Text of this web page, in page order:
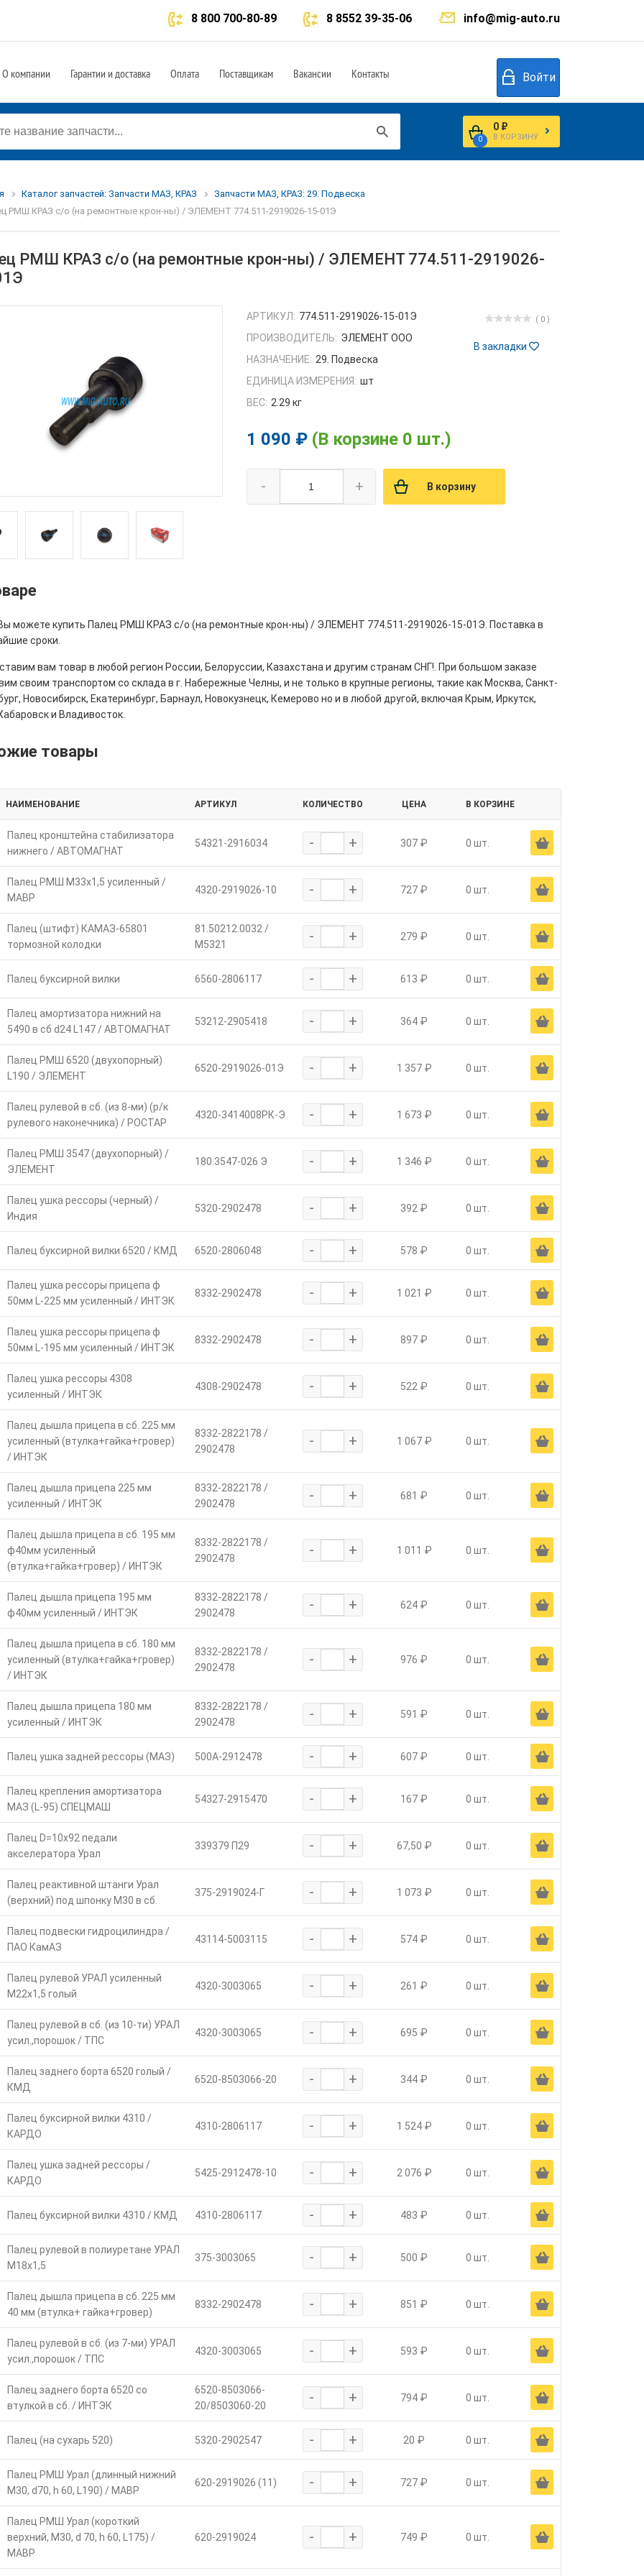
info@mig-auto.ru
8 8552 39-35-06
8 800 700-80-89
О компании Гарантии и доставка Оплата Поставщикам Вакансии Контакты Войти
0
0 ₽
В КОРЗИНУ
Каталог запчастей: Запчасти МАЗ, КРАЗ
Запчасти МАЗ, КРАЗ: 29. Подвеска
РМШ КРАЗ с/о (на ремонтные крон-ны) / ЭЛЕМЕНТ 774.511-2919026-15-01Э
РМШ КРАЗ с/о (на ремонтные крон-ны) / ЭЛЕМЕНТ 774.511-2919026-
( 0 )
В закладки
АРТИКУЛ: 774.511-2919026-15-01Э
ПРОИЗВОДИТЕЛЬ: ЭЛЕМЕНТ ООО
НАЗНАЧЕНИЕ: 29. Подвеска
ЕДИНИЦА ИЗМЕРЕНИЯ: шт
ВЕС: 2.29 кг
1 090 ₽ (В корзине 0 шт.)
- + В корзину
можете купить Палец РМШ КРАЗ с/о (на ремонтные крон-ны) / ЭЛЕМЕНТ 774.511-2919026-15-01Э. Поставка в
сроки.
вам товар в любой регион России, Белоруссии, Казахстана и другим странам СНГ!. При большом заказе
своим транспортом со склада в г. Набережные Челны, и не только в крупные регионы, такие как Москва, Санкт-
Новосибирск, Екатеринбург, Барнаул, Новокузнецк, Кемерово но и в любой другой, включая Крым, Иркутск,
и Владивосток.
товары
НАИМЕНОВАНИЕ АРТИКУЛ КОЛИЧЕСТВО ЦЕНА В КОРЗИНЕ
Палец кронштейна стабилизатора
нижнего / АВТОМАГНАТ
54321-2916034 - + 307 ₽ 0 шт. Ä
Палец РМШ М33х1,5 усиленный /
МАВР
4320-2919026-10 - + 727 ₽ 0 шт. Ä
Палец (штифт) КАМАЗ-65801
тормозной колодки
81.50212.0032 /
M5321
- + 279 ₽ 0 шт. Ä
Палец буксирной вилки 6560-2806117 - + 613 ₽ 0 шт. Ä
Палец амортизатора нижний на
5490 в сб d24 L147 / АВТОМАГНАТ
53212-2905418 - + 364 ₽ 0 шт. Ä
Палец РМШ 6520 (двухопорный)
L190 / ЭЛЕМЕНТ
6520-2919026-01Э - + 1 357 ₽ 0 шт. Ä
Палец рулевой в сб. (из 8-ми) (р/к
рулевого наконечника) / РОСТАР
4320-3414008РК-Э - + 1 673 ₽ 0 шт. Ä
Палец РМШ 3547 (двухопорный) /
ЭЛЕМЕНТ
180.3547-026 Э - + 1 346 ₽ 0 шт. Ä
Палец ушка рессоры (черный) /
Индия
5320-2902478 - + 392 ₽ 0 шт. Ä
Палец буксирной вилки 6520 / КМД 6520-2806048 - + 578 ₽ 0 шт. Ä
Палец ушка рессоры прицепа ф
50мм L-225 мм усиленный / ИНТЭК
8332-2902478 - + 1 021 ₽ 0 шт. Ä
Палец ушка рессоры прицепа ф
50мм L-195 мм усиленный / ИНТЭК
8332-2902478 - + 897 ₽ 0 шт. Ä
Палец ушка рессоры 4308
усиленный / ИНТЭК
4308-2902478 - + 522 ₽ 0 шт. Ä
Палец дышла прицепа в сб. 225 мм
усиленный (втулка+гайка+гровер)
/ ИНТЭК
8332-2822178 /
2902478
- + 1 067 ₽ 0 шт. Ä
Палец дышла прицепа 225 мм
усиленный / ИНТЭК
8332-2822178 /
2902478
- + 681 ₽ 0 шт. Ä
Палец дышла прицепа в сб. 195 мм
ф40мм усиленный
(втулка+гайка+гровер) / ИНТЭК
8332-2822178 /
2902478
- + 1 011 ₽ 0 шт. Ä
Палец дышла прицепа 195 мм
ф40мм усиленный / ИНТЭК
8332-2822178 /
2902478
- + 624 ₽ 0 шт. Ä
Палец дышла прицепа в сб. 180 мм
усиленный (втулка+гайка+гровер)
/ ИНТЭК
8332-2822178 /
2902478
- + 976 ₽ 0 шт. Ä
Палец дышла прицепа 180 мм
усиленный / ИНТЭК
8332-2822178 /
2902478
- + 591 ₽ 0 шт. Ä
Палец ушка задней рессоры (МАЗ) 500А-2912478 - + 607 ₽ 0 шт. Ä
Палец крепления амортизатора
МАЗ (L-95) СПЕЦМАШ
54327-2915470 - + 167 ₽ 0 шт. Ä
Палец D=10х92 педали
акселератора Урал
339379 П29 - + 67,50 ₽ 0 шт. Ä
Палец реактивной штанги Урал
(верхний) под шпонку М30 в сб.
375-2919024-Г - + 1 073 ₽ 0 шт. Ä
Палец подвески гидроцилиндра /
ПАО КамАЗ
43114-5003115 - + 574 ₽ 0 шт. Ä
Палец рулевой УРАЛ усиленный
М22х1,5 голый
4320-3003065 - + 261 ₽ 0 шт. Ä
Палец рулевой в сб. (из 10-ти) УРАЛ
усил.,порошок / ТПС
4320-3003065 - + 695 ₽ 0 шт. Ä
Палец заднего борта 6520 голый /
КМД
6520-8503066-20 - + 344 ₽ 0 шт. Ä
Палец буксирной вилки 4310 /
КАРДО
4310-2806117 - + 1 524 ₽ 0 шт. Ä
Палец ушка задней рессоры /
КАРДО
5425-2912478-10 - + 2 076 ₽ 0 шт. Ä
Палец буксирной вилки 4310 / КМД 4310-2806117 - + 483 ₽ 0 шт. Ä
Палец рулевой в полиуретане УРАЛ
М18х1,5
375-3003065 - + 500 ₽ 0 шт. Ä
Палец дышла прицепа в сб. 225 мм
40 мм (втулка+ гайка+гровер)
8332-2902478 - + 851 ₽ 0 шт. Ä
Палец рулевой в сб. (из 7-ми) УРАЛ
усил.,порошок / ТПС
4320-3003065 - + 593 ₽ 0 шт. Ä
Палец заднего борта 6520 со
втулкой в сб. / ИНТЭК
6520-8503066-
20/8503060-20
- + 794 ₽ 0 шт. Ä
Палец (на сухарь 520) 5320-2902547 - + 20 ₽ 0 шт. Ä
Палец РМШ Урал (длинный нижний
М30, d70, h 60, L190) / МАВР
620-2919026 (11) - + 727 ₽ 0 шт. Ä
Палец РМШ Урал (короткий
верхний, М30, d 70, h 60, L175) /
МАВР
620-2919024 - + 749 ₽ 0 шт. Ä